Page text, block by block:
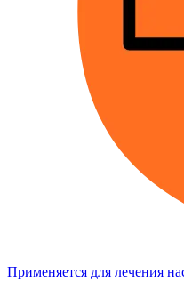
Применяется для лечения